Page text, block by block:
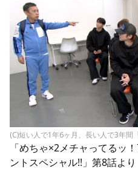
(C)短い人で1年6ヶ月、長い人で3年間
「めちゃ×2メチャってるッ
ントスペシャル!!」第8話より